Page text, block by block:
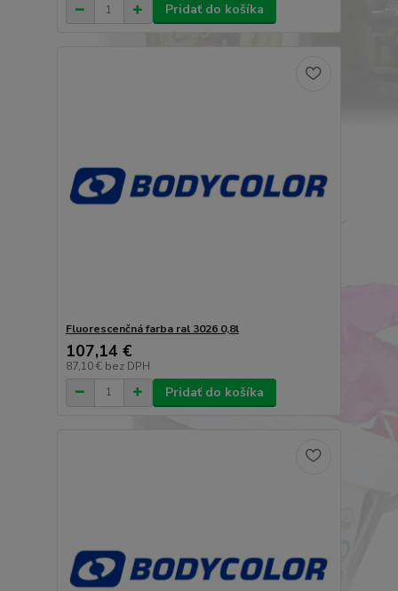
Pridať do košíka
Fluorescenčná farba ral 3026 0,8l
107,14 €
87,10 € bez DPH
Pridať do košíka